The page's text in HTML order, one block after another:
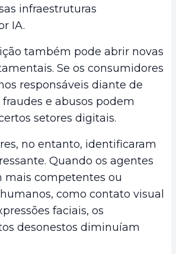
infraestruturas
IA.
também pode abrir novas
Se os consumidores
responsáveis diante de
e abusos podem
setores digitais.
no entanto, identificaram
Quando os agentes
mais competentes ou
como contato visual
faciais, os
desonestos diminuíam